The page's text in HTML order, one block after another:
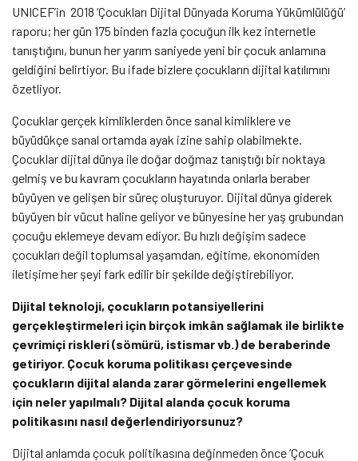
UNICEF’in 2018 ‘Çocukları Dijital Dünyada Koruma Yükümlülüğü’
raporu; her gün 175 binden fazla çocuğun ilk kez internetle
tanıştığını, bunun her yarım saniyede yeni bir çocuk anlamına
geldiğini belirtiyor. Bu ifade bizlere çocukların dijital katılımını
özetliyor.
Çocuklar gerçek kimliklerden önce sanal kimliklere ve
büyüdükçe sanal ortamda ayak izine sahip olabilmekte.
Çocuklar dijital dünya ile doğar doğmaz tanıştığı bir noktaya
gelmiş ve bu kavram çocukların hayatında onlarla beraber
büyüyen ve gelişen bir süreç oluşturuyor. Dijital dünya giderek
büyüyen bir vücut haline geliyor ve bünyesine her yaş grubundan
çocuğu eklemeye devam ediyor. Bu hızlı değişim sadece
çocukları değil toplumsal yaşamdan, eğitime, ekonomiden
iletişime her şeyi fark edilir bir şekilde değiştirebiliyor.
Dijital teknoloji, çocukların potansiyellerini
gerçekleştirmeleri için birçok imkân sağlamak ile birlikte
çevrimiçi riskleri (sömürü, istismar vb.) de beraberinde
getiriyor. Çocuk koruma politikası çerçevesinde
çocukların dijital alanda zarar görmelerini engellemek
için neler yapılmalı? Dijital alanda çocuk koruma
politikasını nasıl değerlendiriyorsunuz?
Dijital anlamda çocuk politikasına değinmeden önce ‘Çocuk